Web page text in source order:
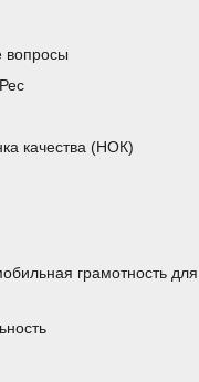
вопросы
качества (НОК)
грамотность